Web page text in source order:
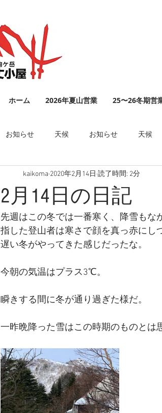
ホーム 2026年夏山営業 25〜26冬期営
お知らせ 天候 お知らせ 天候
2月14日の日記
kaikoma 2020年2月14日 読了時間: 2分
先週はこの冬では一番寒く、降雪もな
指した登山者は寒さで顔を真っ赤にし
遅い冬がやってきた感じだったな。
今朝の気温はプラス3℃。
瞬きする間に冬が通り過ぎた様だ。
一昨晩降った雪はこの時期のものとは